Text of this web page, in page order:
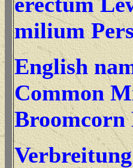
milium
English
Common